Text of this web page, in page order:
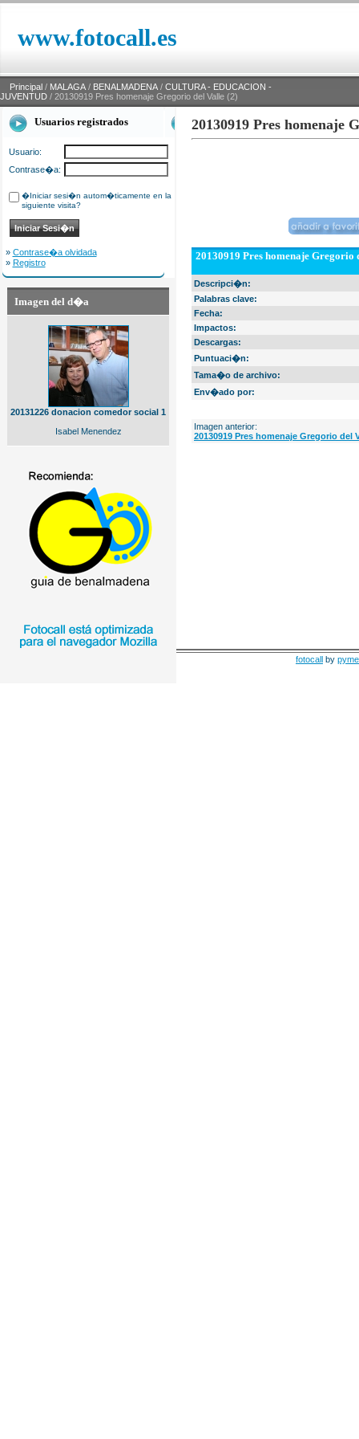
www.fotocall.es
Principal / MALAGA / BENALMADENA / CULTURA - EDUCACION -
JUVENTUD / 20130919 Pres homenaje Gregorio del Valle (2)
Usuarios registrados
Usuario:
Contrase�a:
�Iniciar sesi�n autom�ticamente en la
siguiente visita?
» Contrase�a olvidada
» Registro
Imagen del d�a
20131226 donacion comedor social 1
Isabel Menendez
20130919 Pres homenaje
20130919 Pres homenaje Gregorio
Descripci�n:
Palabras clave:
Fecha:
Impactos:
Descargas:
Puntuaci�n:
Tama�o de archivo:
Env�ado por:
Imagen anterior:
20130919 Pres homenaje Gregorio del
fotocall by